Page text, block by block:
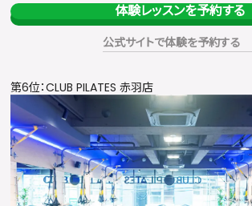
体験レッスンを予約する
公式サイトで体験を予約する
第6位：CLUB PILATES 赤羽店